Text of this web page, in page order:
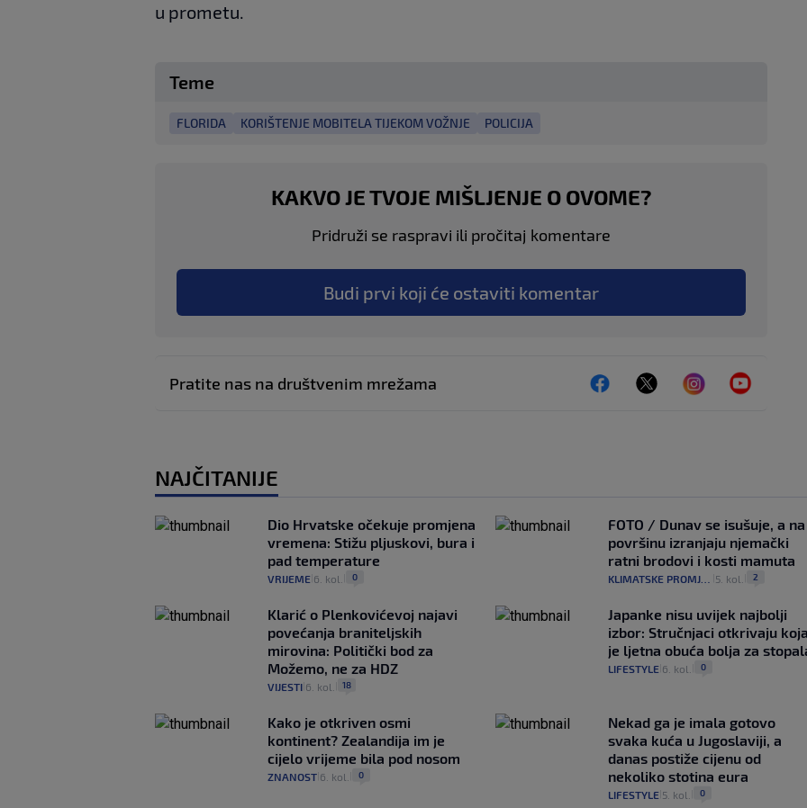
u prometu.
Teme
FLORIDA KORIŠTENJE MOBITELA TIJEKOM VOŽNJE POLICIJA
KAKVO JE TVOJE MIŠLJENJE O OVOME?
Pridruži se raspravi ili pročitaj komentare
Budi prvi koji će ostaviti komentar
Pratite nas na društvenim mrežama
NAJČITANIJE
Dio Hrvatske očekuje promjena
vremena: Stižu pljuskovi, bura i
pad temperature
VRIJEME 6. kol. 0
FOTO / Dunav se isušuje, a na
površinu izranjaju njemački
ratni brodovi i kosti mamuta
KLIMATSKE PROMJENE 5. kol. 2
Klarić o Plenkovićevoj najavi
povećanja braniteljskih
mirovina: Politički bod za
Možemo, ne za HDZ
VIJESTI 6. kol. 18
Japanke nisu uvijek najbolji
izbor: Stručnjaci otkrivaju koja
je ljetna obuća bolja za
LIFESTYLE| 6. kol. 0
Kako je otkriven osmi
kontinent? Zealandija im je
cijelo vrijeme bila pod nosom
ZNANOST 6. kol. 0
Nekad ga je imala gotovo
svaka kuća u Jugoslaviji, a
danas postiže cijenu od
nekoliko stotina eura
LIFESTYLE| 5. kol. 0